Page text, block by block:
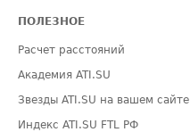
ПОЛЕЗНОЕ
Расчет расстояний
Академия ATI.SU
Звезды ATI.SU на вашем сайте
Индекс ATI.SU FTL РФ